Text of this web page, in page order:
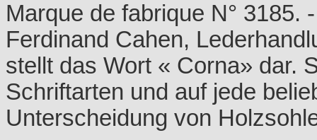
Marque de fabrique N° 3185.
Ferdinand Cahen,
stellt das Wort « Corna» dar.
Schriftarten und auf jede
Unterscheidung von